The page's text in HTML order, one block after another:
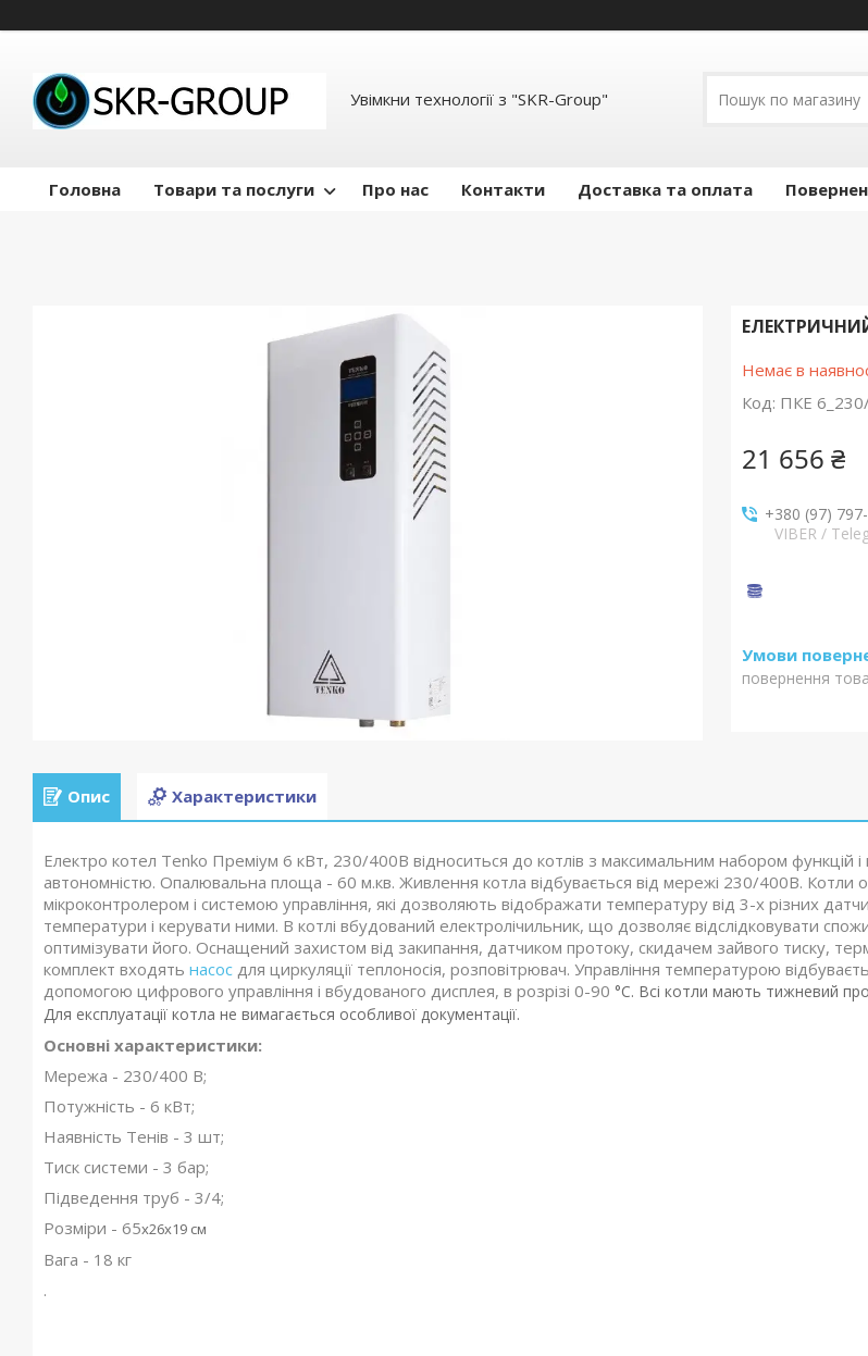
Увімкни технології з "SKR-Group"
Головна Товари та послуги Про нас Контакти Доставка та оплата
Немає в
Код: ПКЕ
21 656 ₴
+380 (97)
VIBER /
повернення
Опис Характеристики
Електро котел Tenko Преміум 6 кВт, 230/400В відноситься до котлів з максимальним набором функцій
автономністю. Опалювальна площа - 60 м.кв. Живлення котла відбувається від мережі 230/400В. Котли
мікроконтролером і системою управління, які дозволяють відображати температуру від 3-х різних
температури і керувати ними. В котлі вбудований електролічильник, що дозволяє відслідковувати
оптимізувати його. Оснащений захистом від закипання, датчиком протоку, скидачем зайвого тиску,
комплект входять насос для циркуляції теплоносія, розповітрювач. Управління температурою
допомогою цифрового управління і вбудованого дисплея, в розрізі 0-90 °С. Всі котли мають тижневий
Для експлуатації котла не вимагається особливої документації.
Основні характеристики:
Мережа - 230/400 В;
Потужність - 6 кВт;
Наявність Тенів - 3 шт;
Тиск системи - 3 бар;
Підведення труб - 3/4;
Розміри - 65x26x19 см
Вага - 18 кг
.